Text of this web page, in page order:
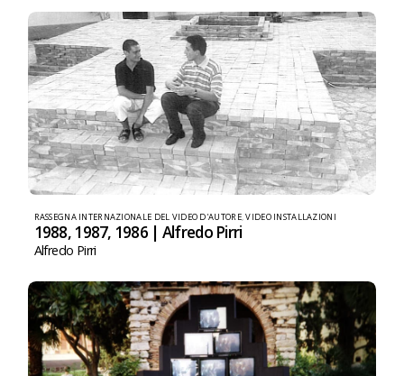
RASSEGNA INTERNAZIONALE DEL VIDEO D'AUTORE,VIDEO INSTALLAZIONI
1988, 1987, 1986 | Alfredo Pirri
Alfredo Pirri